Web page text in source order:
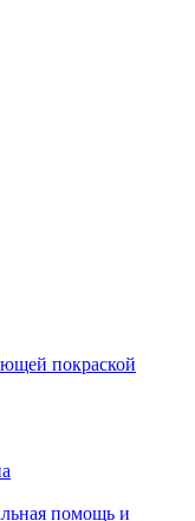
покраской
помощь и